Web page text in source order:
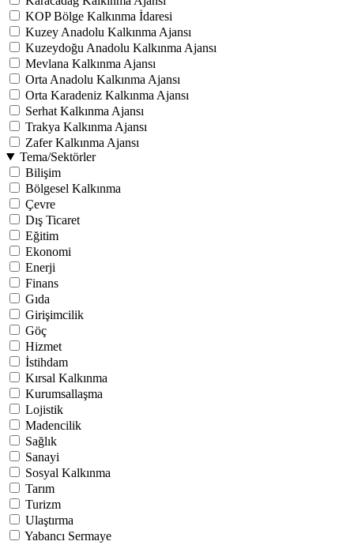
KOP Bölge Kalkınma İdaresi
Kuzey Anadolu Kalkınma Ajansı
Kuzeydoğu Anadolu Kalkınma Ajansı
Mevlana Kalkınma Ajansı
Orta Anadolu Kalkınma Ajansı
Orta Karadeniz Kalkınma Ajansı
Serhat Kalkınma Ajansı
Trakya Kalkınma Ajansı
Zafer Kalkınma Ajansı
Tema/Sektörler
Bilişim
Bölgesel Kalkınma
Çevre
Dış Ticaret
Eğitim
Ekonomi
Enerji
Finans
Gıda
Girişimcilik
Göç
Hizmet
İstihdam
Kırsal Kalkınma
Kurumsallaşma
Lojistik
Madencilik
Sağlık
Sanayi
Sosyal Kalkınma
Tarım
Turizm
Ulaştırma
Yabancı Sermaye